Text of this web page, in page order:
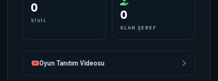
0
SIVIL 0
KLAN ŞEREF
Oyun Tanıtım Videosu